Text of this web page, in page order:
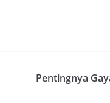
Pentingnya